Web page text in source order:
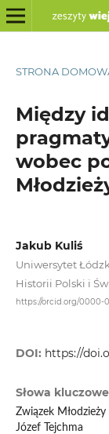
STRONA
Między
wobec
Jakub Kuliś
Uniwersytet
Historii Polski i
https://orcid.org/0000-
DOI: https://
Słowa
Związek Młodzieży
Józef Tejchma